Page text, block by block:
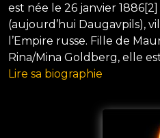
est née le 26 janvier
(aujourd’hui Daugavpils),
l’Empire russe. Fille de
Rina/Mina Goldberg, elle
Lire sa biographie